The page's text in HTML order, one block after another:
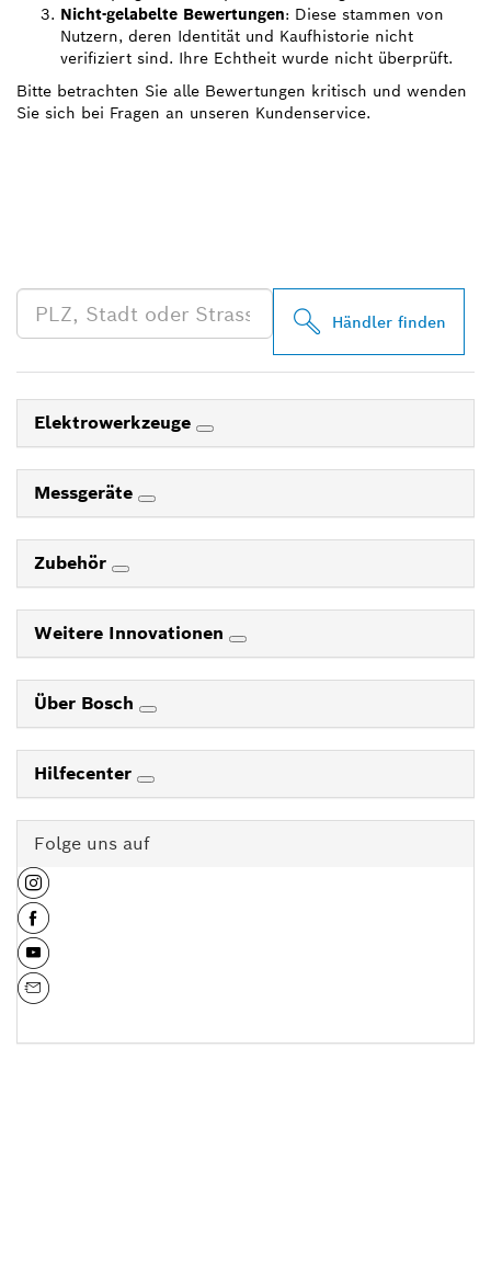
Nicht-gelabelte Bewertungen: Diese stammen von
Nutzern, deren Identität und Kaufhistorie nicht
verifiziert sind. Ihre Echtheit wurde nicht überprüft.
Bitte betrachten Sie alle Bewertungen kritisch und wenden
Sie sich bei Fragen an unseren Kundenservice.
Händler finden
Elektrowerkzeuge
Messgeräte
Zubehör
Weitere Innovationen
Über Bosch
Hilfecenter
Folge uns auf